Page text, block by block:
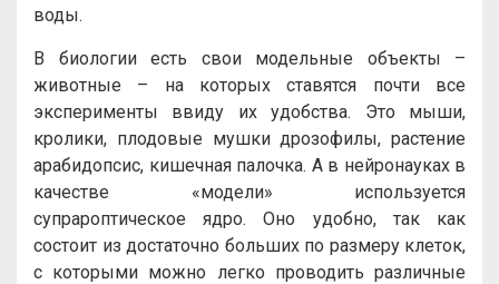
воды.
В биологии есть свои модельные объекты –
животные – на которых ставятся почти все
эксперименты ввиду их удобства. Это мыши,
кролики, плодовые мушки дрозофилы, растение
арабидопсис, кишечная палочка. А в нейронауках в
качестве «модели» используется
супрароптическое ядро. Оно удобно, так как
состоит из достаточно больших по размеру клеток,
с которыми можно легко проводить различные